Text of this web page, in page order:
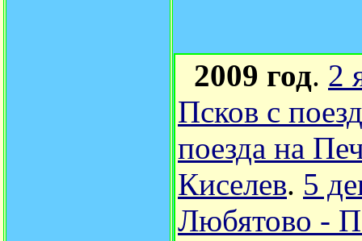
2009 год. 2
Псков с
поезда на
Киселев. 5
Любятово -